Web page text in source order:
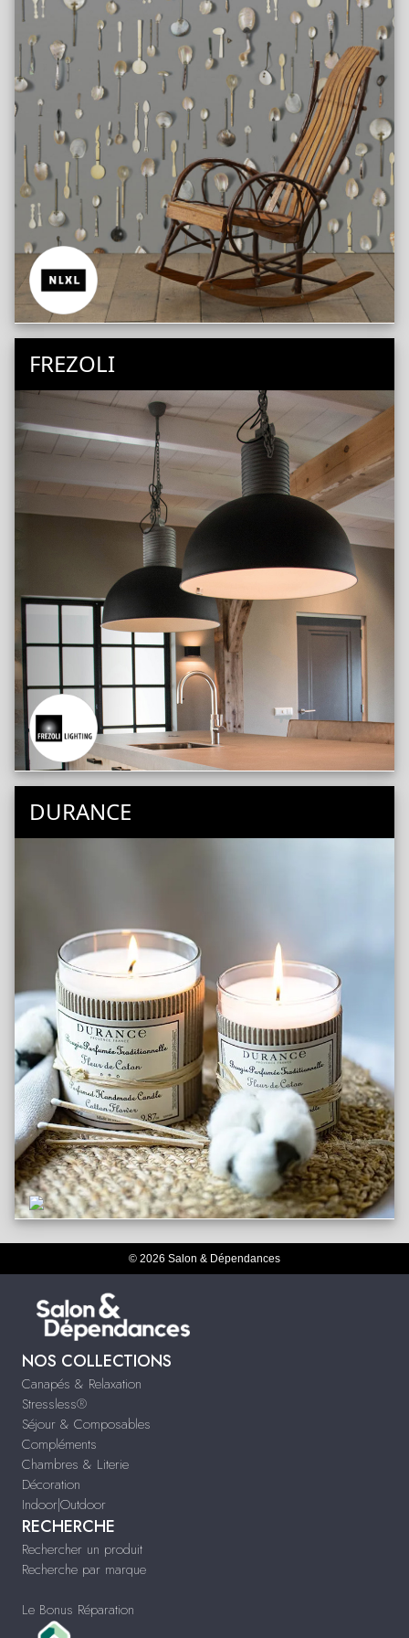
FREZOLI
DURANCE
© 2026 Salon & Dépendances
NOS COLLECTIONS
Canapés & Relaxation
Stressless®
Séjour & Composables
Compléments
Chambres & Literie
Décoration
Indoor|Outdoor
RECHERCHE
Rechercher un produit
Recherche par marque
Le Bonus Réparation